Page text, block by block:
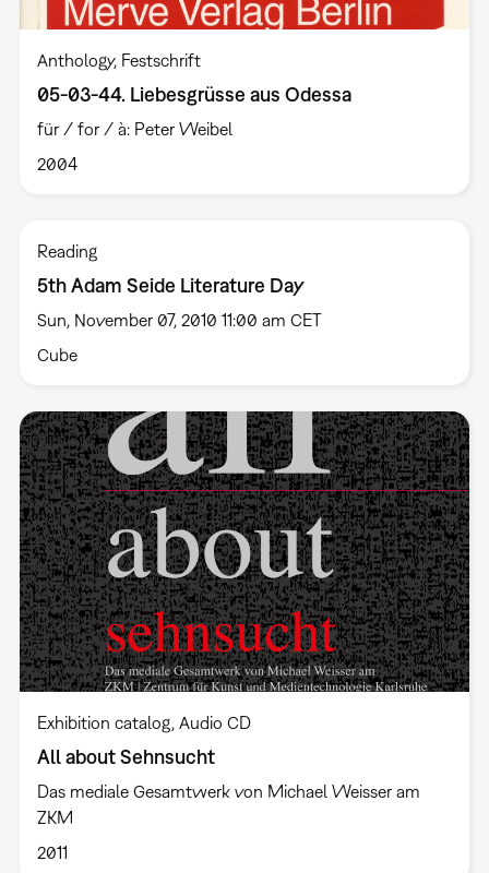
Anthology Festschrift
05-03-44. Liebesgrüsse aus Odessa
für / for / à: Peter Weibel
2004
Reading
5th Adam Seide Literature Day
Sun, November 07, 2010 11:00 am CET
Cube
Exhibition catalog Audio CD
All about Sehnsucht
Das mediale Gesamtwerk von Michael Weisser am
ZKM
2011